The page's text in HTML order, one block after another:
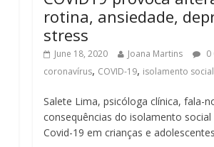
rotina, ansiedade,
stress
June 18, 2020 Joana Martins
0
coronavírus, COVID-19, isolamento social
Salete Lima, psicóloga clínica, fala-
consequências do isolamento
Covid-19 em crianças e